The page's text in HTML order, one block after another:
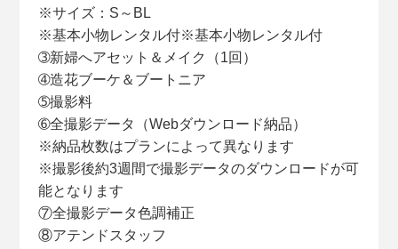
※サイズ：S～BL
※基本小物レンタル付※基本小物レンタル付
➂新婦へアセット＆メイク（1回）
➃造花ブーケ＆ブートニア
➄撮影料
➅全撮影データ（Webダウンロード納品）
※納品枚数はプランによって異なります
※撮影後約3週間で撮影データのダウンロードが可
能となります
⑦全撮影データ色調補正
⑧アテンドスタッフ